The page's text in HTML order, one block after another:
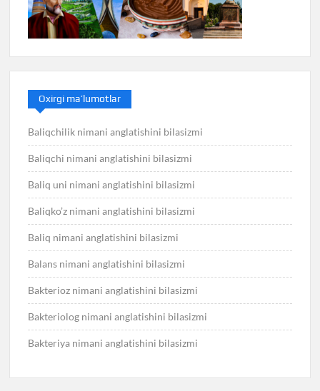
Oxirgi ma’lumotlar
Baliqchilik nimani anglatishini bilasizmi
Baliqchi nimani anglatishini bilasizmi
Baliq uni nimani anglatishini bilasizmi
Baliqko’z nimani anglatishini bilasizmi
Baliq nimani anglatishini bilasizmi
Balans nimani anglatishini bilasizmi
Bakterioz nimani anglatishini bilasizmi
Bakteriolog nimani anglatishini bilasizmi
Bakteriya nimani anglatishini bilasizmi